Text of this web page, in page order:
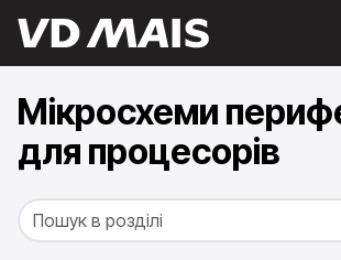
Мікросхеми
для процесорів